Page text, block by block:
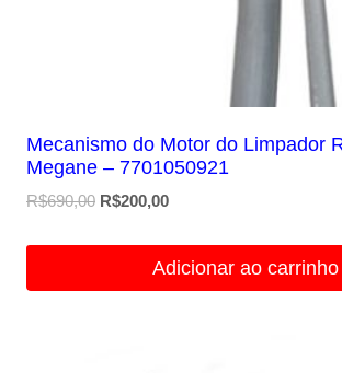
Mecanismo do Motor do Limpador
Megane – 7701050921
R$690,00 O
R$200,00O
é:
Adicionar ao carrinho